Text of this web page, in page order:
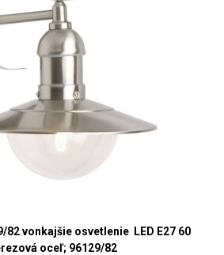
82 vonkajšie osvetlenie LED E27 60
oceľ; 96129/82